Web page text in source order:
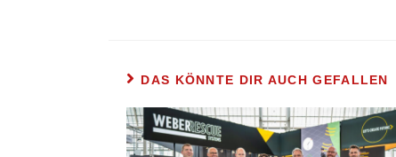
DAS KÖNNTE DIR AUCH GEFALLEN